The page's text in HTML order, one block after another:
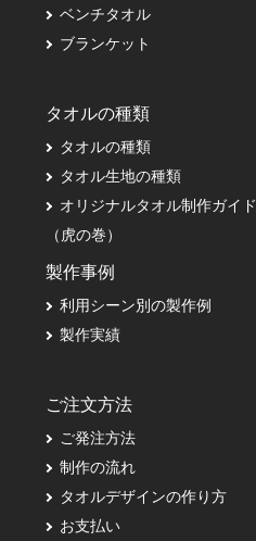
ベンチタオル
ブランケット
タオルの種類
タオルの種類
タオル生地の種類
オリジナルタオル制作ガイド
（虎の巻）
製作事例
利用シーン別の製作例
製作実績
ご注文方法
ご発注方法
制作の流れ
タオルデザインの作り方
お支払い